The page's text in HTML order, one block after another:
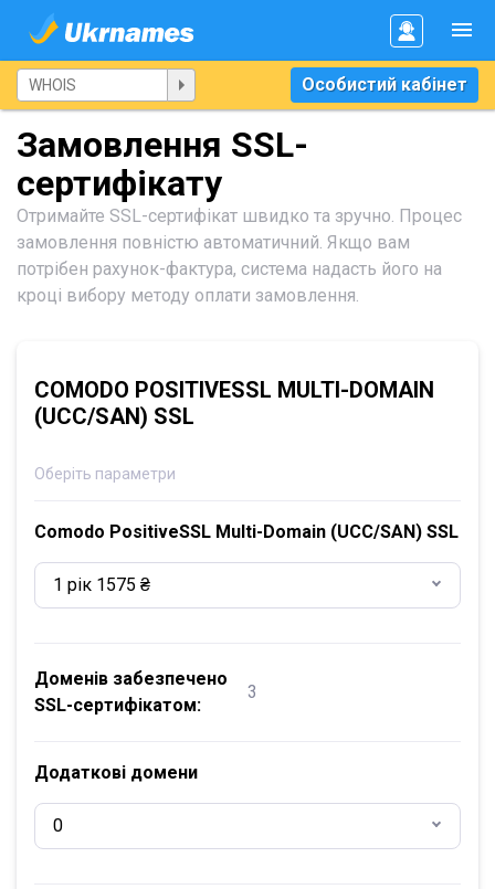
Особистий кабінет
Замовлення SSL-
сертифікату
Отримайте SSL-сертифікат швидко та зручно. Процес
замовлення повністю автоматичний. Якщо вам
потрібен рахунок-фактура, система надасть його на
кроці вибору методу оплати замовлення.
COMODO POSITIVESSL MULTI-DOMAIN
(UCC/SAN) SSL
Оберіть параметри
Comodo PositiveSSL Multi-Domain (UCC/SAN) SSL
1 рік 1575 ₴
Доменів забезпечено
SSL-сертифікатом:
3
Додаткові домени
0